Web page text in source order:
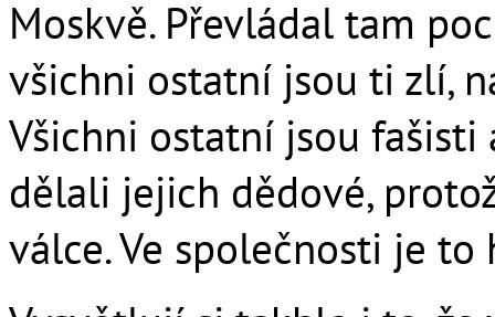
Moskvě. Převládal tam
všichni ostatní jsou ti zlí,
Všichni ostatní jsou
dělali jejich dědové,
válce. Ve společnosti je to